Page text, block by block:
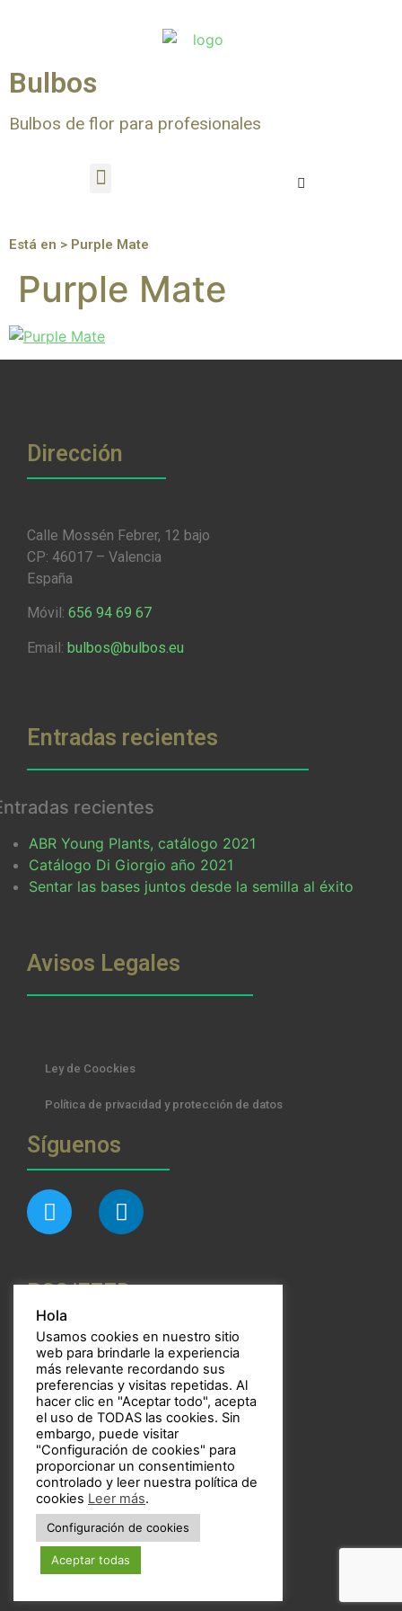
Bulbos
Bulbos de flor para profesionales
Está en > Purple Mate
Purple Mate
Dirección
Calle Mossén Febrer, 12 bajo
CP: 46017 – Valencia
España
Móvil: 656 94 69 67
Email: bulbos@bulbos.eu
Entradas recientes
recientes
ABR Young Plants, catálogo 2021
Catálogo Di Giorgio año 2021
Sentar las bases juntos desde la semilla al éxito
Avisos Legales
Ley de Coockies
Política de privacidad y protección de datos
Síguenos
RSS/FEED
Bulbos
Copyright © 2021 Bulbos
Hola
Usamos cookies en nuestro sitio
web para brindarle la experiencia
más relevante recordando sus
preferencias y visitas repetidas. Al
hacer clic en "Aceptar todo", acepta
el uso de TODAS las cookies. Sin
embargo, puede visitar
"Configuración de cookies" para
proporcionar un consentimiento
controlado y leer nuestra política de
cookies Leer más.
Configuración de cookies
Aceptar todas